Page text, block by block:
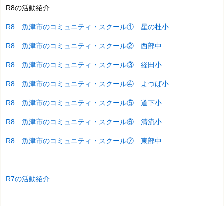
R8の活動紹介
R8 魚津市のコミュニティ・スクール① 星の杜小
R8 魚津市のコミュニティ・スクール② 西部中
R8 魚津市のコミュニティ・スクール③ 経田小
R8 魚津市のコミュニティ・スクール④ よつば小
R8 魚津市のコミュニティ・スクール⑤ 道下小
R8 魚津市のコミュニティ・スクール⑥ 清流小
R8 魚津市のコミュニティ・スクール⑦ 東部中
R7の活動紹介